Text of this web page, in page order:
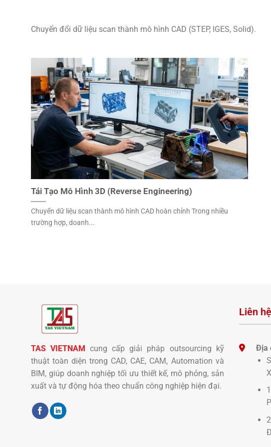
Chuyển đổi dữ liệu scan thành mô hình CAD (STEP, IGES, Solid).
Tái Tạo Mô Hình 3D (Reverse Engineering)
Chuyển dữ liệu scan thành mô hình CAD hoàn chỉnh Trong nhiều
trường hợp, doanh...
TAS VIETNAMcung cấp giải pháp outsourcing kỹ
thuật toàn diện trong CAD, CAE, CAM, Automation và
BIM, giúp doanh nghiệp tối ưu thiết kế, mô phỏng, sản
xuất và tự động hóa theo chuẩn công nghiệp hiện đại.
Liên hệ
Địa